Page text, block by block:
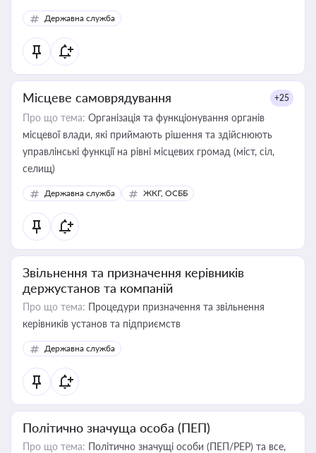
Державна служба
Місцеве самоврядування +25
Про що тема: Організація та функціонування органів
місцевої влади, які приймають рішення та здійснюють
управлінські функції на рівні місцевих громад (міст, сіл,
селищ)
Державна служба ЖКГ, ОСББ
Звільнення та призначення керівників
держустанов та компаній
Про що тема: Процедури призначення та звільнення
керівників установ та підприємств
Державна служба
Політично значуща особа (ПЕП)
Про що тема: Політично значущі особи (ПЕП/PEP) та все,